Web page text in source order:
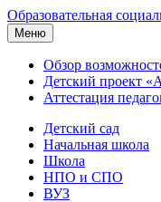
Образовательная
Меню
Обзор
Детский проект
Аттестация
Детский сад
Начальная школа
Школа
НПО и СПО
ВУЗ